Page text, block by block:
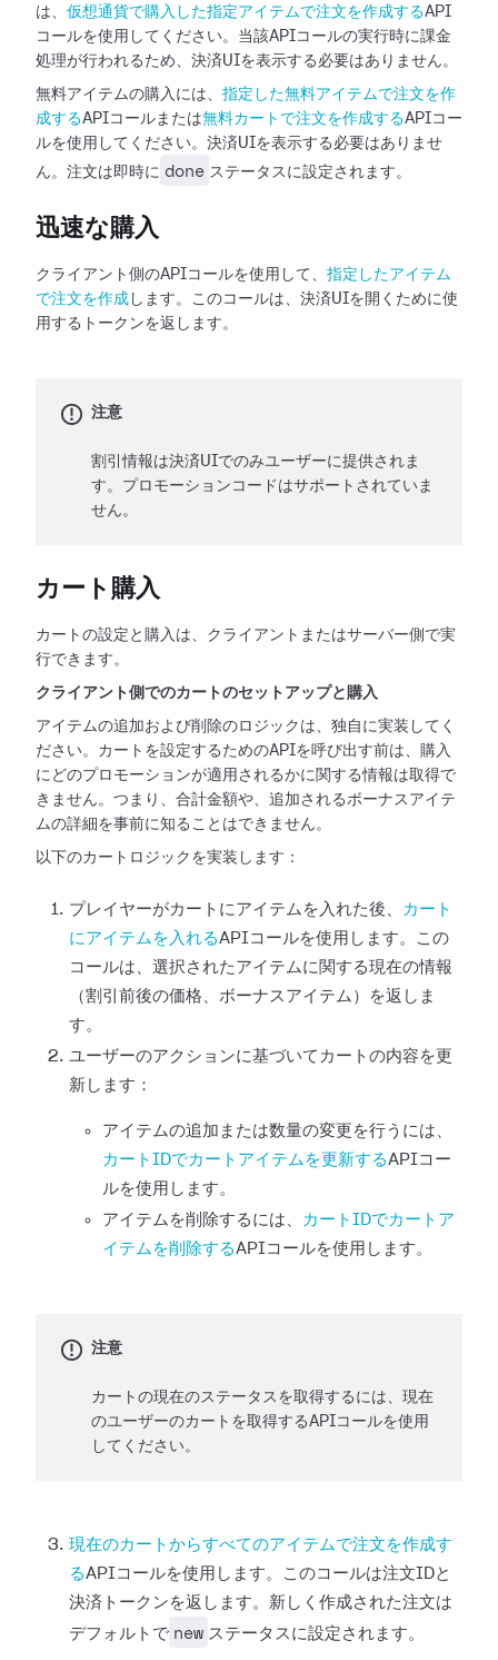
は、 仮想通貨で購入した指定アイテムで注文を作成するAPI
コールを使用してください。当該APIコールの実行時に課金
処理が行われるため、決済UIを表示する必要はありません。
無料アイテムの購入には、 指定した無料アイテムで注文を作
成するAPIコールまたは無料カートで注文を作成するAPIコー
ルを使用してください。決済UIを表示する必要はありませ
ん。注文は即時に done ステータスに設定されます。
迅速な購入
クライアント側のAPIコールを使用して、 指定したアイテム
で注文を作成 します。このコールは、決済UIを開くために使
用するトークンを返します。
注意
割引情報は決済UIでのみユーザーに提供されま
す。プロモーションコードはサポートされていま
せん。
カート購入
カートの設定と購入は、クライアントまたはサーバー側で実
行できます。
クライアント側でのカートのセットアップと購入
アイテムの追加および削除のロジックは、独自に実装してく
ださい。カートを設定するためのAPIを呼び出す前は、購入
にどのプロモーションが適用されるかに関する情報は取得で
きません。つまり、合計金額や、追加されるボーナスアイテ
ムの詳細を事前に知ることはできません。
以下のカートロジックを実装します：
プレイヤーがカートにアイテムを入れた後、
カート
にアイテムを入れるAPIコールを使用します。この
コールは、選択されたアイテムに関する現在の情報
（割引前後の価格、ボーナスアイテム）を返しま
す。
ユーザーのアクションに基づいてカートの内容を更
新します：
アイテムの追加または数量の変更を行うには、
カートIDでカートアイテムを更新するAPIコー
ルを使用します。
アイテムを削除するには、
カートIDでカートア
イテムを削除するAPIコールを使用します。
注意
カートの現在のステータスを取得するには、現在
のユーザーのカートを取得するAPIコールを使用
してください。
現在のカートからすべてのアイテムで注文を作成す
るAPIコールを使用します。このコールは注文IDと
決済トークンを返します。新しく作成された注文は
デフォルトで new ステータスに設定されます。